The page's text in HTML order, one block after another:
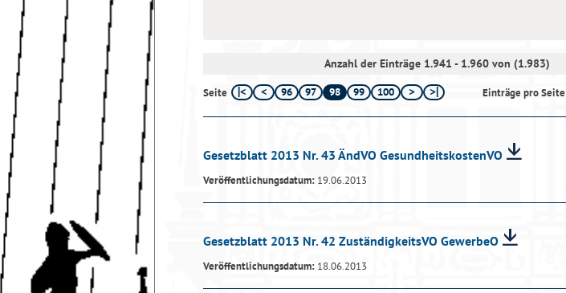
Anzahl der Einträge 1.941 - 1.960 von (1.983)
Seite 96 97 98 99 100 Einträge pro Seite
Gesetzblatt 2013 Nr. 43 ÄndVO GesundheitskostenVO
Veröffentlichungsdatum: 19.06.2013
Gesetzblatt 2013 Nr. 42 ZuständigkeitsVO GewerbeO
Veröffentlichungsdatum: 18.06.2013